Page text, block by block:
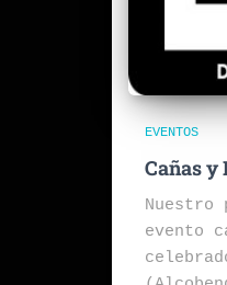
EVENTOS
Cañas y
Nuestro
evento